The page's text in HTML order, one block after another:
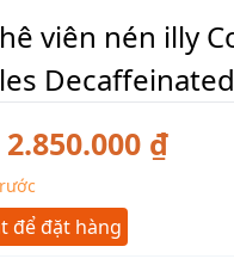
viên nén illy
2.850.000 ₫
để đặt hàng